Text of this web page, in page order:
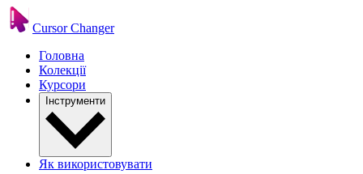
Cursor Changer
Головна
Колекції
Курсори
Інструменти
Як використовувати